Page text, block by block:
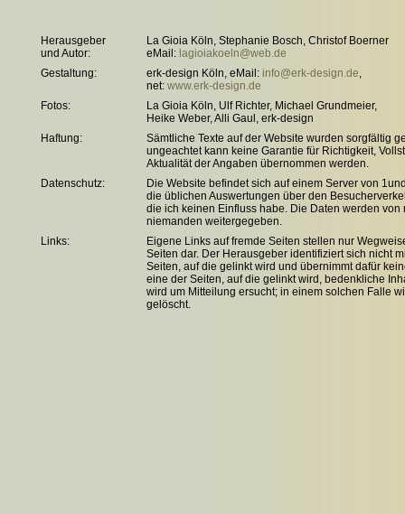
Herausgeber
und Autor:
La Gioia Köln, Stephanie Bosch, Christof Boerner
eMail: lagioiakoeln@web.de
Gestaltung:
erk-design Köln, eMail: info@erk-design.de,
net: www.erk-design.de
Fotos:
La Gioia Köln, Ulf Richter, Michael Grundmeier,
Heike Weber, Alli Gaul, erk-design
Haftung:
Sämtliche Texte auf der Website wurden sorgfältig
ungeachtet kann keine Garantie für Richtigkeit,
Aktualität der Angaben übernommen werden.
Datenschutz:
Die Website befindet sich auf einem Server von
die üblichen Auswertungen über den
die ich keinen Einfluss habe. Die Daten werden von
niemanden weitergegeben.
Links:
Eigene Links auf fremde Seiten stellen nur
Seiten dar. Der Herausgeber identifiziert sich nicht
Seiten, auf die gelinkt wird und übernimmt dafür
eine der Seiten, auf die gelinkt wird, bedenkliche
wird um Mitteilung ersucht; in einem solchen Falle
gelöscht.